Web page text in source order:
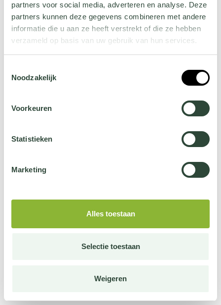
partners voor social media, adverteren en analyse. Deze
partners kunnen deze gegevens combineren met andere
informatie die u aan ze heeft verstrekt of die ze hebben
verzameld op basis van uw gebruik van hun services.
jehier.
Noodzakelijk
Voorkeuren
Statistieken
Marketing
Alles toestaan
Selectie toestaan
Weigeren